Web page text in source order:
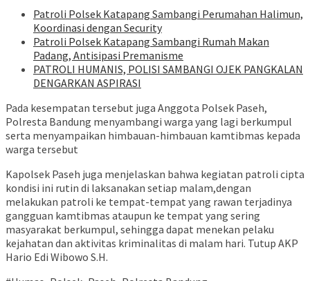
‎Patroli Polsek Katapang Sambangi Perumahan Halimun,
Koordinasi dengan Security
‎Patroli Polsek Katapang Sambangi Rumah Makan
Padang, Antisipasi Premanisme
‎PATROLI HUMANIS, POLISI SAMBANGI OJEK PANGKALAN
DENGARKAN ASPIRASI
Pada kesempatan tersebut juga Anggota Polsek Paseh,
Polresta Bandung menyambangi warga yang lagi berkumpul
serta menyampaikan himbauan-himbauan kamtibmas kepada
warga tersebut
Kapolsek Paseh juga menjelaskan bahwa kegiatan patroli cipta
kondisi ini rutin di laksanakan setiap malam,dengan
melakukan patroli ke tempat-tempat yang rawan terjadinya
gangguan kamtibmas ataupun ke tempat yang sering
masyarakat berkumpul, sehingga dapat menekan pelaku
kejahatan dan aktivitas kriminalitas di malam hari. Tutup AKP
Hario Edi Wibowo S.H.